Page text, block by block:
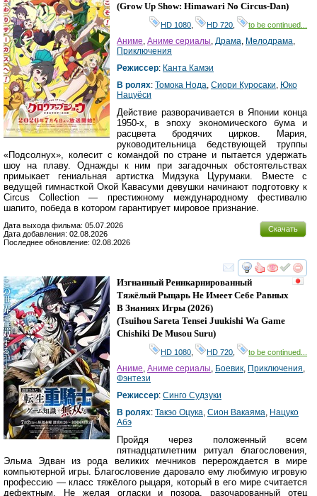
(Grow Up Show: Himawari No Circus-Dan)
HD 1080 HD 720 to be continued...
Аниме, Аниме сериалы, Драма, Мелодрама,
Приключения
Режиссер: Канта Камэи
В ролях: Томока Нода, Сиори Куросаки, Юко
Нацуёси
Действие разворачивается в Японии конца
1950-х, в эпоху экономического бума и
расцвета бродячих цирков. Мария,
руководительница бедствующей труппы
«Подсолнух», колесит с командой по стране и пытается удержать
шоу на плаву. Однажды к ним при загадочных обстоятельствах
примыкает гениальная артистка Мидзука Цурумаки. Вместе с
ведущей гимнасткой Окой Кавасуми девушки начинают подготовку к
Circus Collection — престижному международному фестивалю
шапито, победа в котором гарантирует мировое признание.
Скачать
Дата выхода фильма: 05.07.2026
Дата добавления: 02.08.2026
Последнее обновление: 02.08.2026
смотреть
Изгнанный Реинкарнированный
Тяжёлый Рыцарь Не Имеет Себе Равных
В Знаниях Игры (2026)
(Tsuihou Sareta Tensei Juukishi Wa Game
Chishiki De Musou Suru)
HD 1080 HD 720 to be continued...
Аниме, Аниме сериалы, Боевик, Приключения,
Фэнтези
Режиссер: Синго Судзуки
В ролях: Такэо Оцука, Сион Вакаяма, Нацуко
Абэ
Пройдя через положенный всем
пятнадцатилетним ритуал благословения,
Эльма Эдван из рода великих мечников перерождается в мире
компьютерной игры. Благословение даровало ему любимую игровую
профессию — класс тяжёлого рыцаря, который в его мире считается
дефектным. Не желая огласки и позора, разочарованный отец